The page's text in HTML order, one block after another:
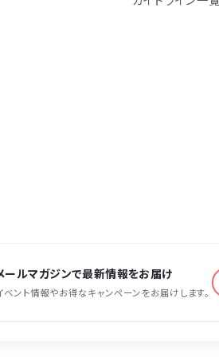
ールマガジンで最新情報をお届け
ベント情報やお得なキャンペーンをお届けします。